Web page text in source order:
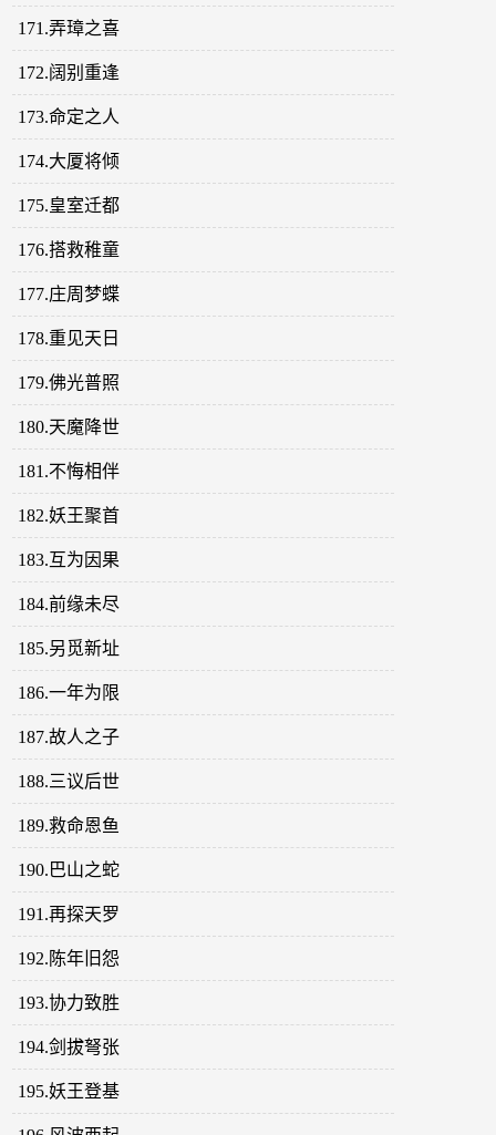
171.弄璋之喜
172.阔别重逢
173.命定之人
174.大厦将倾
175.皇室迁都
176.搭救稚童
177.庄周梦蝶
178.重见天日
179.佛光普照
180.天魔降世
181.不悔相伴
182.妖王聚首
183.互为因果
184.前缘未尽
185.另觅新址
186.一年为限
187.故人之子
188.三议后世
189.救命恩鱼
190.巴山之蛇
191.再探天罗
192.陈年旧怨
193.协力致胜
194.剑拔弩张
195.妖王登基